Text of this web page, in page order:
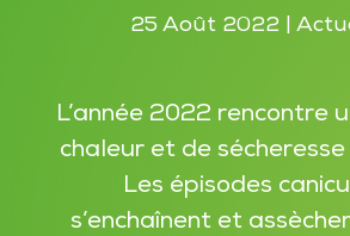
25 Août 2022
L’année 2022 rencontre
chaleur et de
Les épisodes
s’enchaînent et